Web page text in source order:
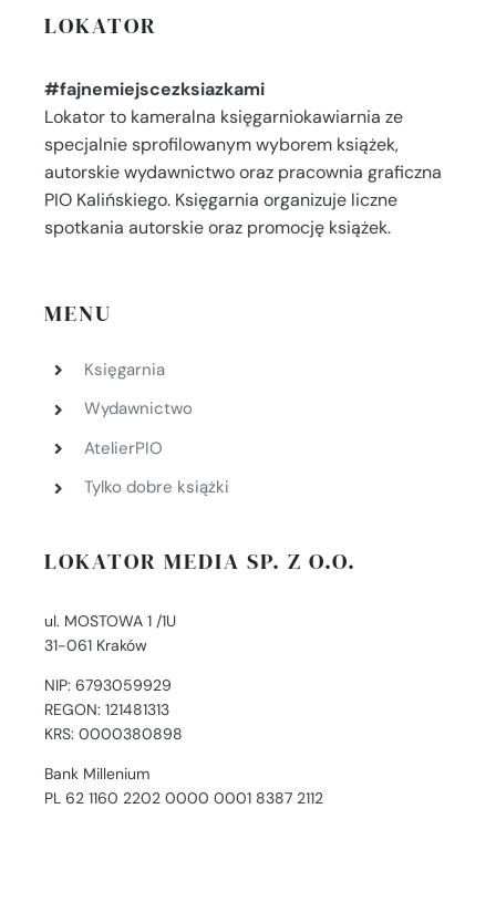
LOKATOR
#fajnemiejscezksiazkami
Lokator to kameralna księgarniokawiarnia ze
specjalnie sprofilowanym wyborem książek,
autorskie wydawnictwo oraz pracownia graficzna
PIO Kalińskiego. Księgarnia organizuje liczne
spotkania autorskie oraz promocję książek.
MENU
Księgarnia
Wydawnictwo
AtelierPIO
Tylko dobre książki
LOKATOR MEDIA SP. Z O.O.
ul. MOSTOWA 1 /1U
31-061 Kraków
NIP: 6793059929
REGON: 121481313
KRS: 0000380898
Bank Millenium
PL 62 1160 2202 0000 0001 8387 2112